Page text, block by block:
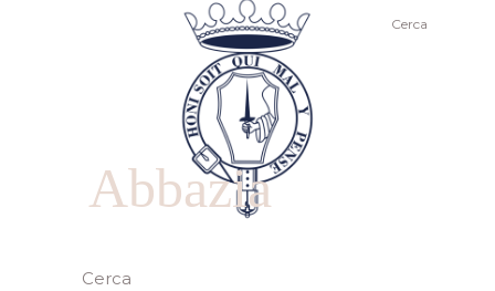
Abbazia
Cerca
Cerca